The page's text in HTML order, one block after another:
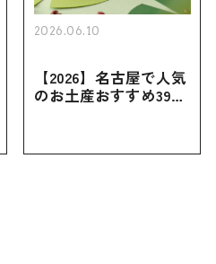
2026.06.10
【2026】名古屋で人気
のお土産おすすめ39選
お土産・ばらまき用ま